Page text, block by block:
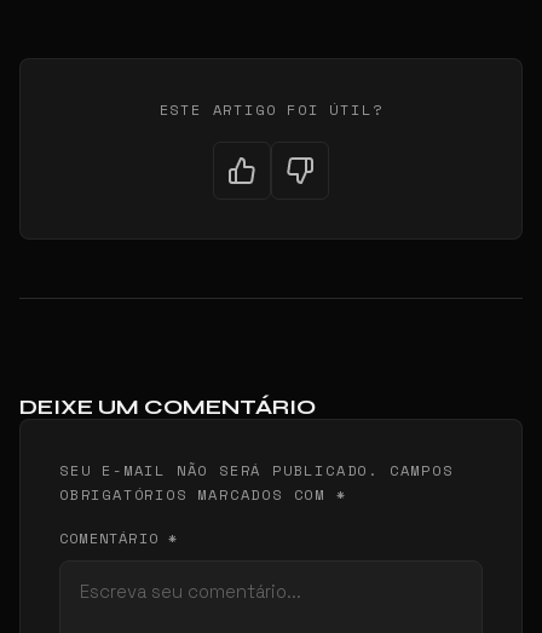
ESTE ARTIGO FOI ÚTIL?
DEIXE UM COMENTÁRIO
SEU E-MAIL NÃO SERÁ PUBLICADO. CAMPOS
OBRIGATÓRIOS MARCADOS COM *
COMENTÁRIO *